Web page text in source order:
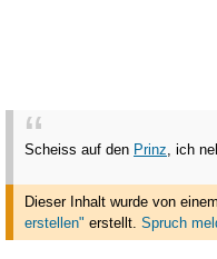
Scheiss auf den Prinz, ich
Dieser Inhalt wurde von
erstellen" erstellt. Spruch